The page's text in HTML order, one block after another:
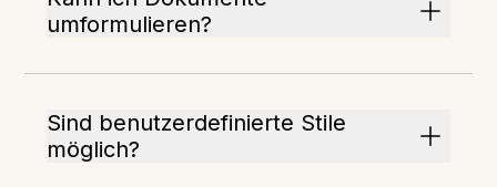
umformulieren?
Sind benutzerdefinierte Stile
möglich?